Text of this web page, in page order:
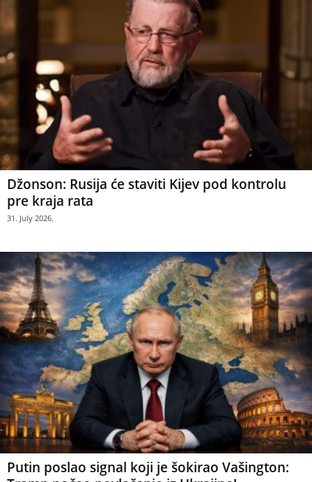
Džonson: Rusija će staviti Kijev pod kontrolu
pre kraja rata
31. July 2026.
Putin poslao signal koji je šokirao Vašington: